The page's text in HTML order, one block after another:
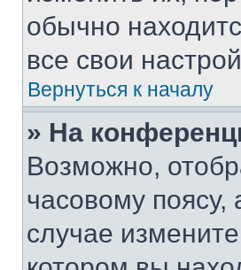
обычно
все свои
Вернуться к началу
» На
Возможно,
часовому поясу,
случае